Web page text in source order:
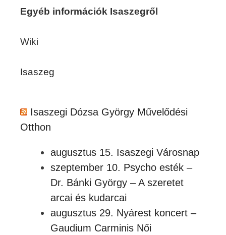
Egyéb információk Isaszegről
Wiki
Isaszeg
Isaszegi Dózsa György Művelődési
Otthon
augusztus 15. Isaszegi Városnap
szeptember 10. Psycho esték –
Dr. Bánki György – A szeretet
arcai és kudarcai
augusztus 29. Nyárest koncert –
Gaudium Carminis Női